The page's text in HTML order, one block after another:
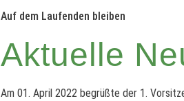
Auf dem Laufenden bleiben
Aktuelle
Am 01. April 2022 begrüßte der 1.